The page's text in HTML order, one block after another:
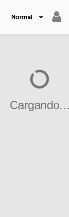
Cargando...